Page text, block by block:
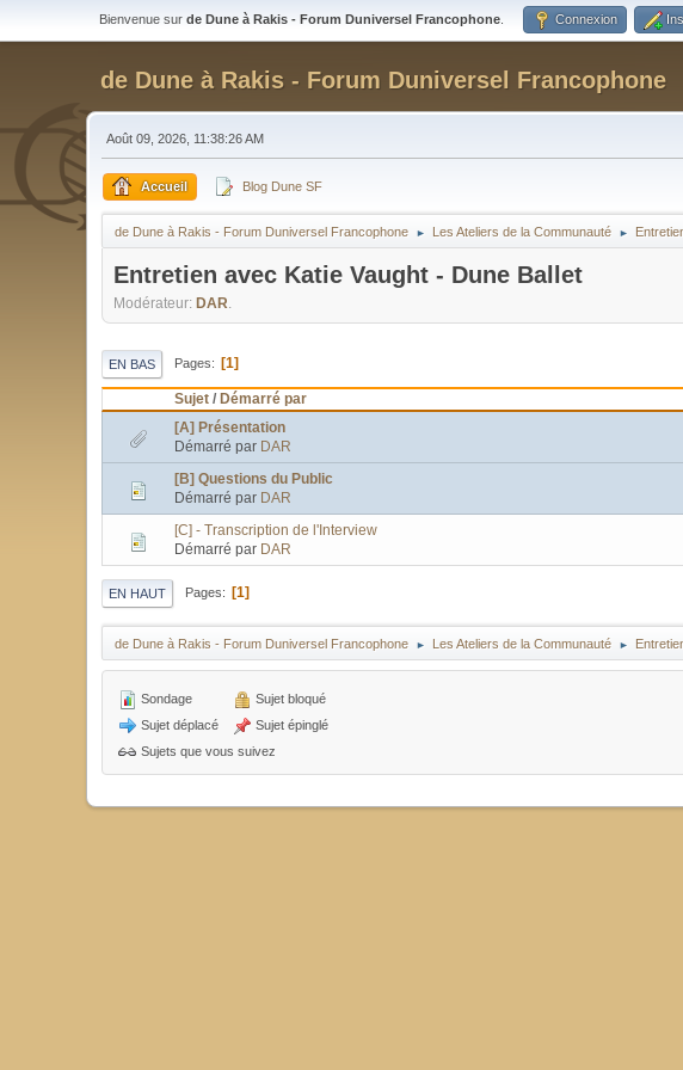
Bienvenue sur de Dune à Rakis - Forum Duniversel Francophone Connexion
de Dune à Rakis - Forum Duniversel Francophone
Août 09, 2026, 11:38:26 AM
Accueil Blog Dune SF
de Dune à Rakis - Forum Duniversel Francophone ► Les Ateliers de la Communauté ►
Entretien avec Katie Vaught - Dune Ballet
Modérateur: DAR.
EN BAS Pages 1
Sujet / Démarré par
[A] Présentation
Démarré par DAR
[B] Questions du Public
Démarré par DAR
[C] - Transcription de l'Interview
Démarré par DAR
EN HAUT Pages 1
de Dune à Rakis - Forum Duniversel Francophone ► Les Ateliers de la Communauté ►
Sondage
Sujet déplacé
Sujet bloqué
Sujet épinglé
Sujets que vous suivez